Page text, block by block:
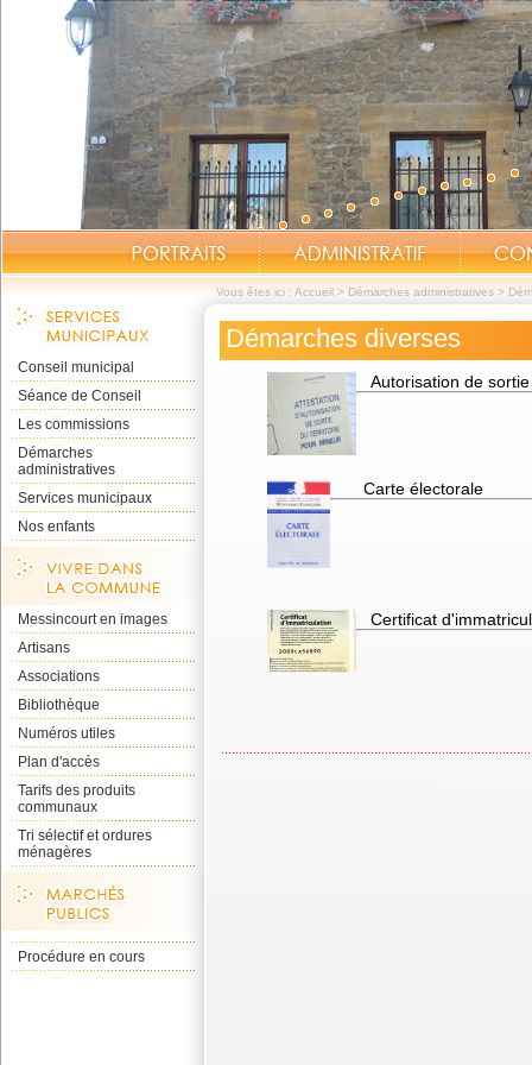
Vous êtes ici : Accueil > Démarches administratives >
Conseil municipal
Séance de Conseil
Les commissions
Démarches
administratives
Services municipaux
Nos enfants
Messincourt en images
Artisans
Associations
Bibliothèque
Numéros utiles
Plan d'accès
Tarifs des produits
communaux
Tri sélectif et ordures
ménagères
Procédure en cours
Démarches diverses
Autorisation de
Carte électorale
Certificat